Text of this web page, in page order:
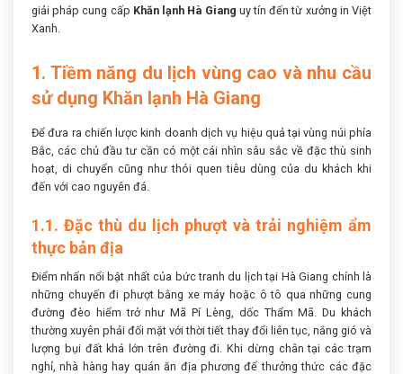
giải pháp cung cấp Khăn lạnh Hà Giang uy tín đến từ xưởng in Việt
Xanh.
1. Tiềm năng du lịch vùng cao và nhu cầu
sử dụng Khăn lạnh Hà Giang
Để đưa ra chiến lược kinh doanh dịch vụ hiệu quả tại vùng núi phía
Bắc, các chủ đầu tư cần có một cái nhìn sâu sắc về đặc thù sinh
hoạt, di chuyển cũng như thói quen tiêu dùng của du khách khi
đến với cao nguyên đá.
1.1. Đặc thù du lịch phượt và trải nghiệm ẩm
thực bản địa
Điểm nhấn nổi bật nhất của bức tranh du lịch tại Hà Giang chính là
những chuyến đi phượt bằng xe máy hoặc ô tô qua những cung
đường đèo hiểm trở như Mã Pí Lèng, dốc Thẩm Mã. Du khách
thường xuyên phải đối mặt với thời tiết thay đổi liên tục, nắng gió và
lượng bụi đất khá lớn trên đường đi. Khi dừng chân tại các trạm
nghỉ, nhà hàng hay quán ăn địa phương để thưởng thức các đặc